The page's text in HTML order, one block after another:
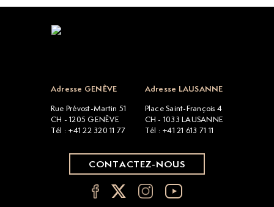
Adresse GENÈVE
Rue Prévost-Martin 51
CH - 1205 GENÈVE
Tél : +41 22 320 11 77
Adresse LAUSANNE
Place Saint-François 4
CH - 1033 LAUSANNE
Tél : +41 21 613 71 11
CONTACTEZ-NOUS